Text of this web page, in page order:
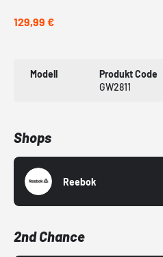
129,99 €
Modell
Produkt Code
GW2811
Shops
Reebok
2nd Chance